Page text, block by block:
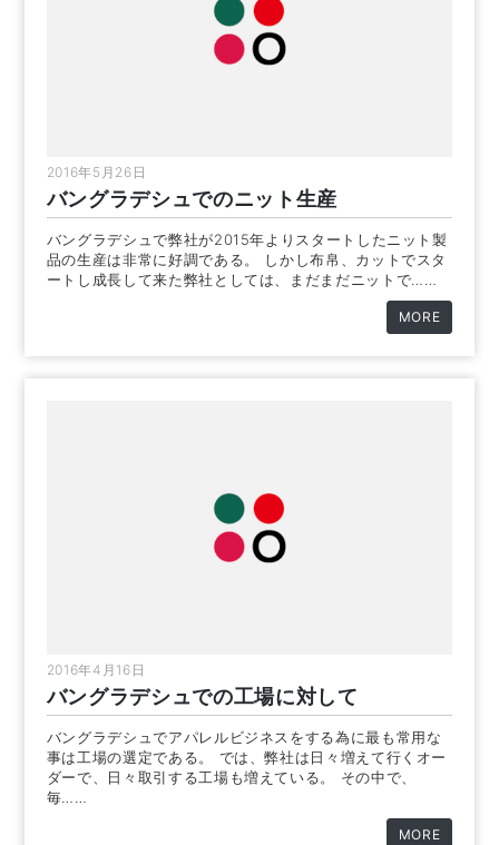
2016年5月26日
バングラデシュでのニット生産
バングラデシュで弊社が2015年よりスタートしたニット製
品の生産は非常に好調である。 しかし布帛、カットでスタ
ートし成長して来た弊社としては、まだまだニットで……
MORE
2016年4月16日
バングラデシュでの工場に対して
バングラデシュでアパレルビジネスをする為に最も常用な
事は工場の選定である。 では、弊社は日々増えて行くオー
ダーで、日々取引する工場も増えている。 その中で、
毎……
MORE